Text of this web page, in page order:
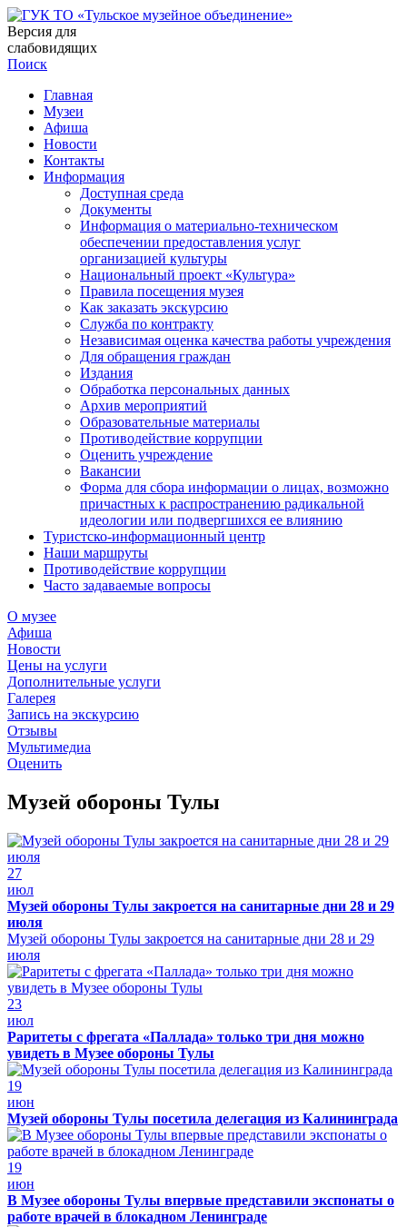
Версия для
слабовидящих
Поиск
Главная
Музеи
Афиша
Новости
Контакты
Информация
Доступная среда
Документы
Информация о материально-техническом
обеспечении предоставления услуг
организацией культуры
Национальный проект «Культура»
Правила посещения музея
Как заказать экскурсию
Служба по контракту
Независимая оценка качества работы учреждения
Для обращения граждан
Издания
Обработка персональных данных
Архив мероприятий
Образовательные материалы
Противодействие коррупции
Оценить учреждение
Вакансии
Форма для сбора информации о лицах, возможно
причастных к распространению радикальной
идеологии или подвергшихся ее влиянию
Туристско-информационный центр
Наши маршруты
Противодействие коррупции
Часто задаваемые вопросы
О музее
Афиша
Новости
Цены на услуги
Дополнительные услуги
Галерея
Запись на экскурсию
Отзывы
Мультимедиа
Оценить
Музей обороны Тулы
27
июл
Музей обороны Тулы закроется на санитарные дни 28 и 29
июля
Музей обороны Тулы закроется на санитарные дни 28 и 29
июля
23
июл
Раритеты с фрегата «Паллада» только три дня можно
увидеть в Музее обороны Тулы
19
июн
Музей обороны Тулы посетила делегация из Калининграда
19
июн
В Музее обороны Тулы впервые представили экспонаты о
работе врачей в блокадном Ленинграде